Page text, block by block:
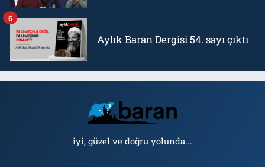
Aylık Baran Dergisi 54. sayı çıktı
6
iyi, güzel ve doğru yolunda...